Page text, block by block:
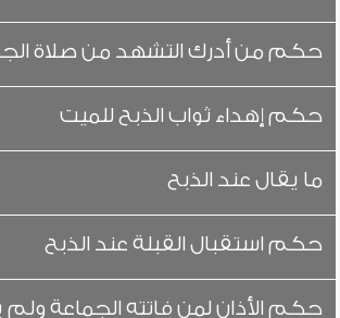
حكم من أدرك التشهد من صلاة
حكم إهداء ثواب الذبح للميت
ما يقال عند الذبح
حكم استقبال القبلة عند الذبح
حكم الأذان لمن فاتته الجماعة